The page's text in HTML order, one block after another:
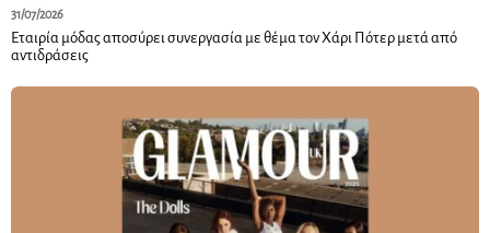
31/07/2026
Εταιρία μόδας αποσύρει συνεργασία με θέμα τον Χάρι Πότερ μετά από
αντιδράσεις